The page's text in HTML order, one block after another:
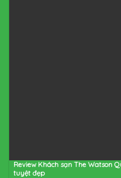
Review Khách sạn The Watson
tuyệt đẹp